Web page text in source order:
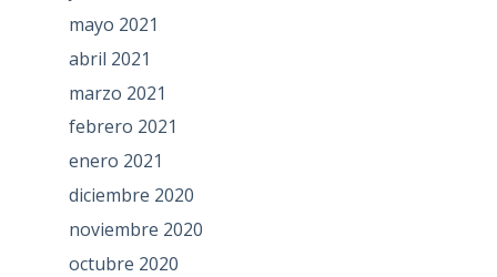
mayo 2021
abril 2021
marzo 2021
febrero 2021
enero 2021
diciembre 2020
noviembre 2020
octubre 2020